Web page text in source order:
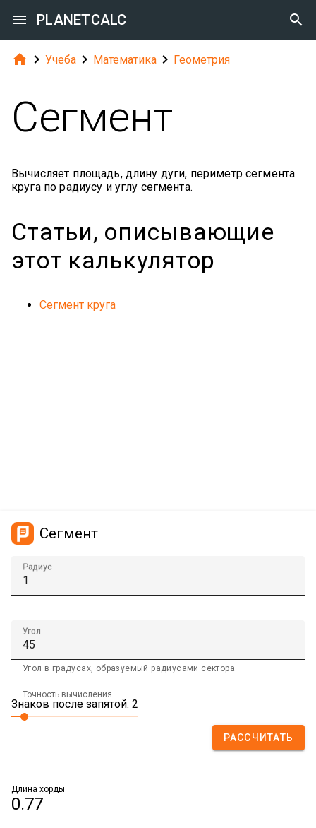
 PLANETCALC 
  Учеба  Математика  Геометрия
Сегмент
Вычисляет площадь, длину дуги, периметр сегмента
круга по радиусу и углу сегмента.
Статьи, описывающие
этот калькулятор
Сегмент круга
Сегмент
Радиус
Угол
Угол в градусах, образуемый радиусами сектора
Точность вычисления
Знаков после запятой: 2
РАССЧИТАТЬ
Длина хорды
0.77